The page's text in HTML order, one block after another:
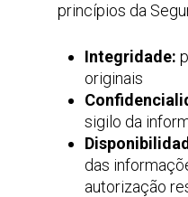
princípios da
Integridade:
originais
sigilo da
das
autorização